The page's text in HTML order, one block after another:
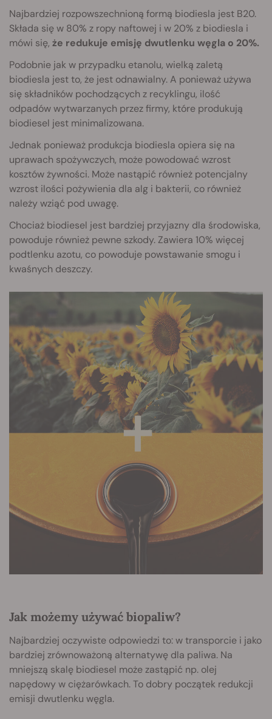
Najbardziej rozpowszechnioną formą biodiesla jest B20.
Składa się w 80% z ropy naftowej i w 20% z biodiesla i
mówi się, że redukuje emisję dwutlenku węgla o 20%.
Podobnie jak w przypadku etanolu, wielką zaletą
biodiesla jest to, że jest odnawialny. A ponieważ używa
się składników pochodzących z recyklingu, ilość
odpadów wytwarzanych przez firmy, które produkują
biodiesel jest minimalizowana.
Jednak ponieważ produkcja biodiesla opiera się na
uprawach spożywczych, może powodować wzrost
kosztów żywności. Może nastąpić również potencjalny
wzrost ilości pożywienia dla alg i bakterii, co również
należy wziąć pod uwagę.
Chociaż biodiesel jest bardziej przyjazny dla środowiska,
powoduje również pewne szkody. Zawiera 10% więcej
podtlenku azotu, co powoduje powstawanie smogu i
kwaśnych deszczy.
Jak możemy używać biopaliw?
Najbardziej oczywiste odpowiedzi to: w transporcie i jako
bardziej zrównoważoną alternatywę dla paliwa. Na
mniejszą skalę biodiesel może zastąpić np. olej
napędowy w ciężarówkach. To dobry początek redukcji
emisji dwutlenku węgla.